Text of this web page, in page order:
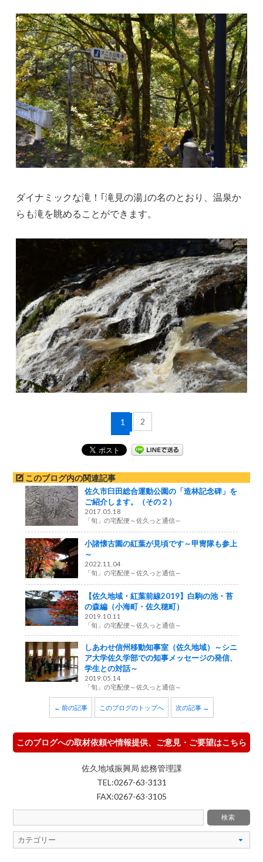
ダイナミックな滝！｢滝見の湯｣の名のとおり、温泉か
らも滝を眺めることができます。
1 2
このブログ内の関連記事
佐久市臼田総合運動公園の「造林記念碑」を
ご紹介します。（その２）
2017.05.18
「旬」の宅配便～佐久っと通信～
小諸懐古園の紅葉が見頃です～甲冑隊も参上
～
2022.11.04
「旬」の宅配便～佐久っと通信～
【佐久地域・紅葉前線2019】白駒の池・苔
の森編（小海町・佐久穂町）
2019.10.11
「旬」の宅配便～佐久っと通信～
しあわせ信州移動知事室（佐久地域）～シニ
ア大学佐久学部での知事メッセージの発信、
学生との対話～
2019.05.14
「旬」の宅配便～佐久っと通信～
← 前の記事 このブログのトップへ 次の記事 →
このブログへの取材依頼や情報提供、ご意見・ご要望はこちら
佐久地域振興局 総務管理課
TEL:0267-63-3131
FAX:0267-63-3105